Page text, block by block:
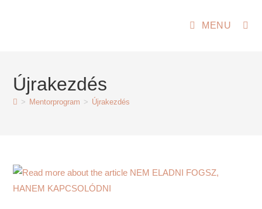
MENU
Újrakezdés
> Mentorprogram > Újrakezdés